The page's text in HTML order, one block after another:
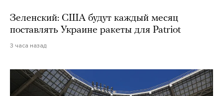
Зеленский: США будут каждый месяц
поставлять Украине ракеты для Patriot
3 часа назад